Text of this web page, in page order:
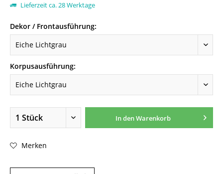
Lieferzeit ca. 28 Werktage
Dekor / Frontausführung:
Korpusausführung:
In denWarenkorb
Merken